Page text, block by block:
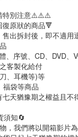
特別注意⚠️⚠️⚠️
原狀的商品🔻
出拆封後，即不適用
、序號、CD、DVD、
客製化給付
、耳機等)等
福袋等商品
天猶豫期之權益且不
須知🔄
我們將以開箱影片